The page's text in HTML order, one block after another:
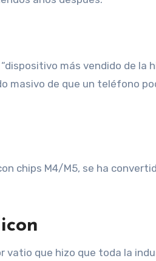
más vendido de la
masivo de que un teléfono
chips M4/M5, se ha
vatio que hizo que toda la